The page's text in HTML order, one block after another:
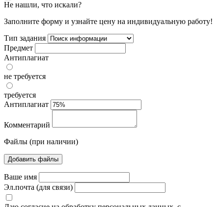
Не нашли, что искали?
Заполните форму и узнайте цену на индивидуальную работу!
Тип задания
Предмет
Антиплагиат
не требуется
требуется
Антиплагиат
Комментарий
Файлы (при наличии)
Добавить файлы
Ваше имя
Эл.почта (для связи)